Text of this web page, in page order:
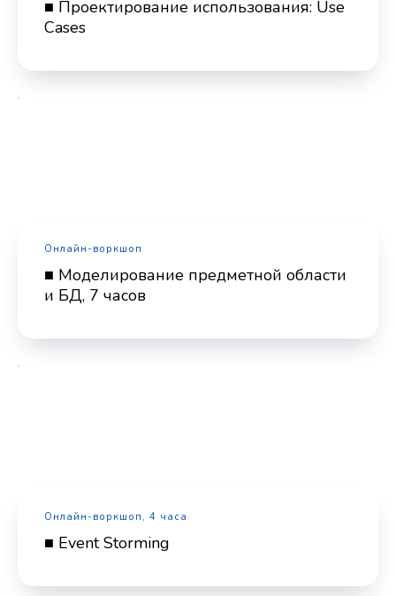
■ Проектирование использования: Use
Cases
Онлайн-воркшоп
■ Моделирование предметной области
и БД, 7 часов
Онлайн-воркшоп, 4 часа
■ Event Storming